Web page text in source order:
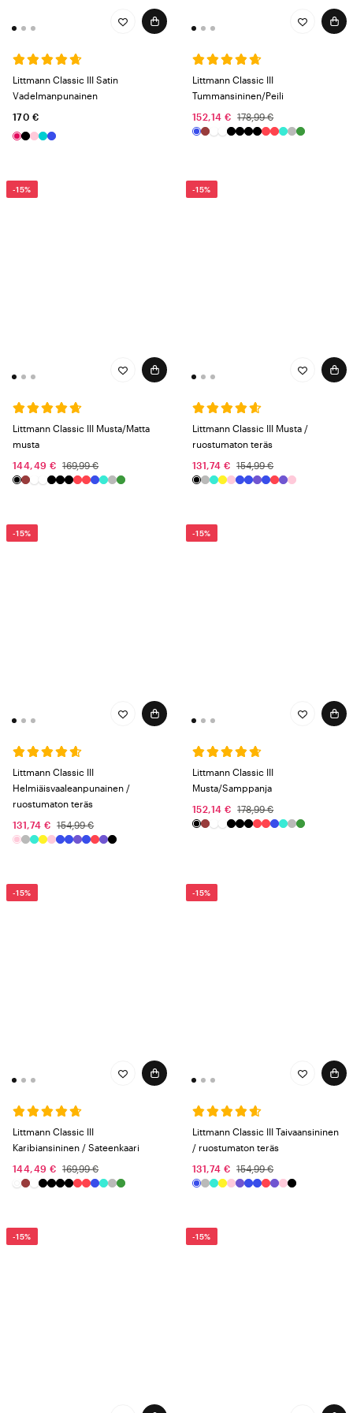
Littmann Classic III Satin
Vadelmanpunainen
170 €
Littmann Classic III
Tummansininen/Peili
152,14 € 178,99 €
-15%
Littmann Classic III Musta/Matta
musta
144,49 € 169,99 €
-15%
Littmann Classic III Musta /
ruostumaton teräs
131,74 € 154,99 €
-15%
Littmann Classic III
Helmiäisvaaleanpunainen /
ruostumaton teräs
131,74 € 154,99 €
-15%
Littmann Classic III
Musta/Samppanja
152,14 € 178,99 €
-15%
Littmann Classic III
Karibiansininen / Sateenkaari
144,49 € 169,99 €
-15%
Littmann Classic III Taivaansininen
/ ruostumaton teräs
131,74 € 154,99 €
-15% -15%